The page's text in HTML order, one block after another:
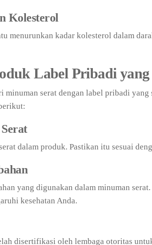
Kolesterol
menurunkan kadar kolesterol dalam
Label Pribadi yang
minuman serat dengan label pribadi yang
dalam produk. Pastikan itu sesuai
yang digunakan dalam minuman
kesehatan Anda.
disertifikasi oleh lembaga otoritas